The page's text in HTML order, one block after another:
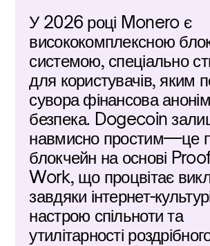
У 2026 році Monero є
висококомплексною
системою, спеціально
для користувачів, яким
сувора фінансова
безпека. Dogecoin
навмисно простим—це
блокчейн на основі
Work, що процвітає
завдяки інтернет-
настрою спільноти та
утилітарності